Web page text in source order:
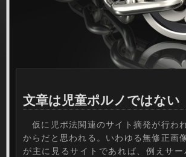
文章は児童ポルノではない
仮に児ポ法関連のサイト摘発が行わ
からだと思われる。いわゆる無修正画
が主に見るサイトであれば、例えサ